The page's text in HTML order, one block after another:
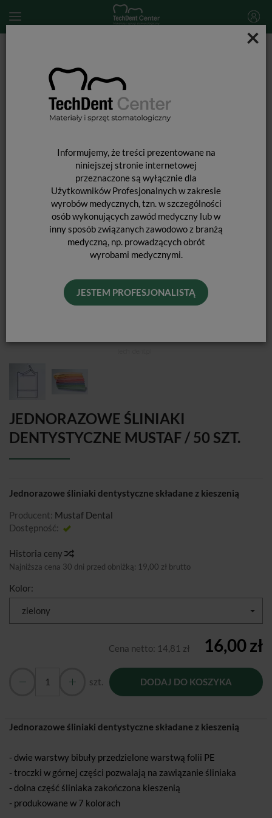
×
Informujemy, że treści prezentowane na
niniejszej stronie internetowej
przeznaczone są wyłącznie dla
Użytkowników Profesjonalnych w zakresie
wyrobów medycznych, tzn. w szczególności
osób wykonujących zawód medyczny lub w
inny sposób związanych zawodowo z branżą
medyczną, np. prowadzących obrót
wyrobami medycznymi.
JESTEM PROFESJONALISTĄ
Jednorazowe śliniaki dentystyczne MUSTAF / 50 szt.
JEDNORAZOWE ŚLINIAKI
DENTYSTYCZNE MUSTAF / 50 SZT.
Jednorazowe śliniaki dentystyczne składane z kieszenią
Producent: Mustaf Dental
Dostępność:
Historia ceny
Najniższa cena 30 dni przed obniżką: 19,00 zł brutto
Kolor:
zielony
Cena netto: 14,81 zł 16,00 zł
szt. DODAJ DO KOSZYKA
Jednorazowe śliniaki dentystyczne składane z kieszenią
- dwie warstwy bibuły przedzielone warstwą folii PE
- troczki w górnej części pozwalają na zawiązanie śliniaka
- dolna część śliniaka zakończona kieszenią
- produkowane w 7 kolorach